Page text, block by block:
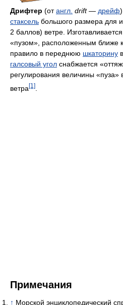
Дрифтер (отангл. drift— дрейф
стаксель большого размера для
2 баллов) ветре.
«пузом», расположенным ближе
правило в переднюю шкаторину
галсовый угол снабжается
регулирования величины «пуза»
ветра[1]
Примечания
↑ Морской энциклопедический